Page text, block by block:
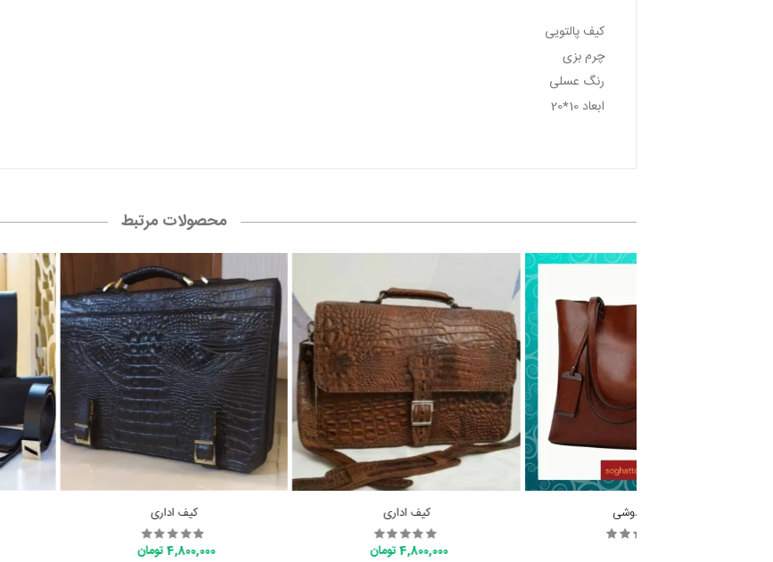
کیف پالتویی
چرم بزی
رنگ عسلی
ابعاد 10*20
محصولات مرتبط
ساک دوشی
کیف اداری
4,800,000 تومان
کیف اداری
4,800,000 تومان